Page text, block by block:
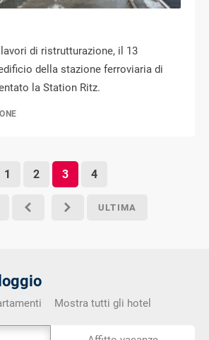
di ristrutturazione, il 13
della stazione ferroviaria di
la Station Ritz.
o p ULTIMA
1 2 3 4
Mostra tutti gli hotel